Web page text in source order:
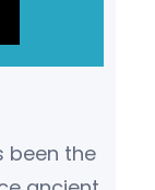
been the